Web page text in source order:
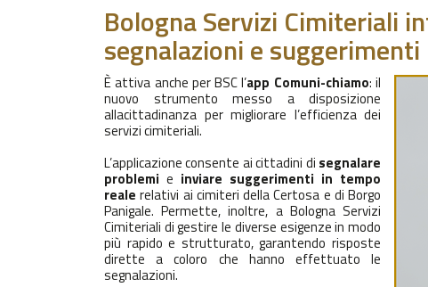
Bologna Servizi Cimiteriali
segnalazioni e
È attiva anche per BSC l’app Comuni-chiamo: il
nuovo strumento messo a disposizione
allacittadinanza per migliorare l’efficienza dei
servizi cimiteriali.
L’applicazione consente ai cittadini di segnalare
problemi e inviare suggerimenti in tempo
realerelativi ai cimiteri della Certosa e di Borgo
Panigale. Permette, inoltre, a Bologna Servizi
Cimiteriali di gestire le diverse esigenze in modo
più rapido e strutturato, garantendo risposte
dirette a coloro che hanno effettuato le
segnalazioni.